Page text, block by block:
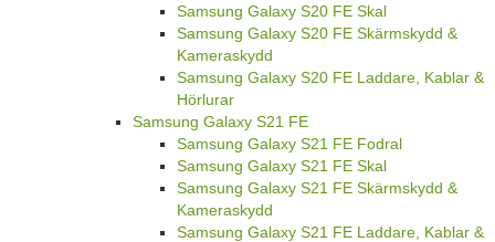
Samsung Galaxy S20 FE Skal
Samsung Galaxy S20 FE Skärmskydd &
Kameraskydd
Samsung Galaxy S20 FE Laddare, Kablar &
Hörlurar
Samsung Galaxy S21 FE
Samsung Galaxy S21 FE Fodral
Samsung Galaxy S21 FE Skal
Samsung Galaxy S21 FE Skärmskydd &
Kameraskydd
Samsung Galaxy S21 FE Laddare, Kablar &